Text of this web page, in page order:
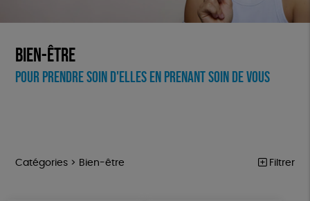
Bien-être
Pour prendre soin d'elles en prenant soin de vous
Catégories > Bien-être Filtrer